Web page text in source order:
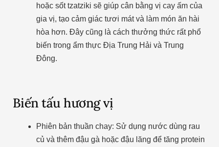
hoặc sốt tzatziki sẽ giúp cân bằng vị cay ấm của
gia vị, tạo cảm giác tươi mát và làm món ăn hài
hòa hơn. Đây cũng là cách thưởng thức rất phổ
biến trong ẩm thực Địa Trung Hải và Trung
Đông.
Biến tấu hương vị
Phiên bản thuần chay: Sử dụng nước dùng rau
củ và thêm đậu gà hoặc đậu lăng để tăng protein